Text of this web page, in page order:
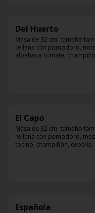
Del Huerto
Masa de 32 cm. tamaño
rellena con pomodoro,
albahaca, tomate,
El Capo
Masa de 32 cm. tamaño
rellena con pomodoro,
tocino, champiñón, cebolla,
Española